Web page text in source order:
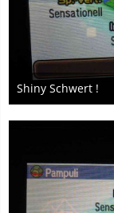
Shiny Schwert !
18. Mai 2017